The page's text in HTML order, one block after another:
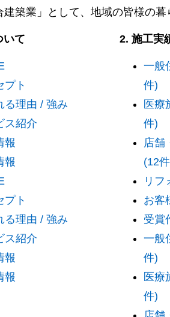
築業」として、地域の皆様の暮
いて
プト
る理由 / 強み
ス紹介
報
報
プト
る理由 / 強み
ス紹介
報
報
2. 施工実
一般
件)
医療
件)
店舗
(12
リフ
お客
受賞
一般
件)
医療
件)